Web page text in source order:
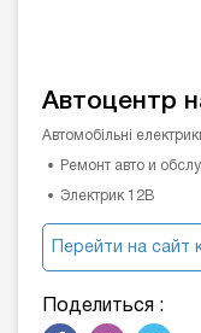
Автоцентр
Автомобільні
Ремонт авто и
Электрик 12В
Перейти на сайт
Поделиться :